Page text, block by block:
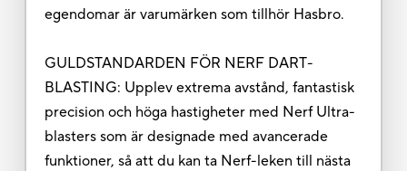
egendomar är varumärken som tillhör Hasbro.
GULDSTANDARDEN FÖR NERF DART-
BLASTING: Upplev extrema avstånd, fantastisk
precision och höga hastigheter med Nerf Ultra-
blasters som är designade med avancerade
funktioner, så att du kan ta Nerf-leken till nästa